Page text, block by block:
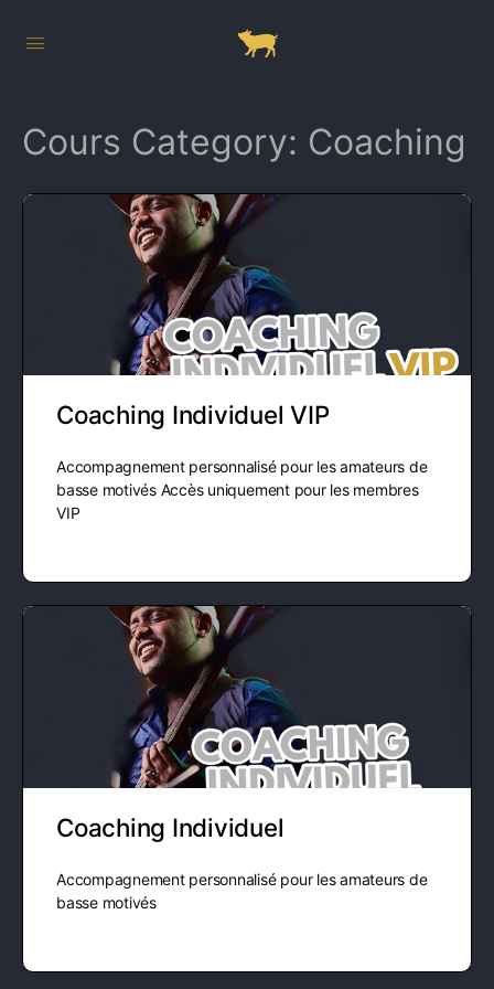
Cours Category: Coaching
Coaching Individuel VIP
Accompagnement personnalisé pour les amateurs de
basse motivés Accès uniquement pour les membres
VIP
Coaching Individuel
Accompagnement personnalisé pour les amateurs de
basse motivés